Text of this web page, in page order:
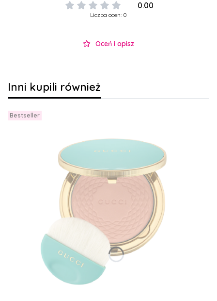
0.00
Liczba ocen: 0
Oceń i opisz
Inni kupili również
Bestseller